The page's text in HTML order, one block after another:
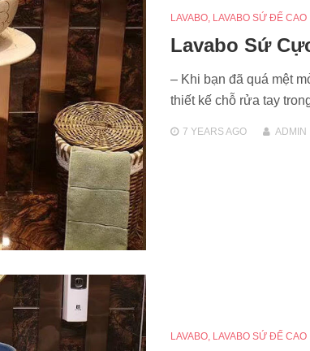
LAVABO, LAVABO SỨ ĐẾ CAO
Lavabo Sứ
– Khi bạn đã quá mệt
thiết kế chỗ rửa tay
7 YEARSAGO ADMIN
LAVABO, LAVABO SỨ ĐẾ CAO